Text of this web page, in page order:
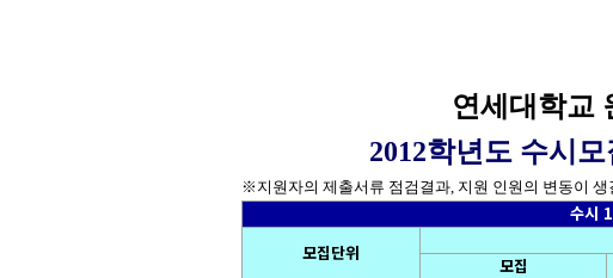
연세대학교
2012학년도 수시
※지원자의 제출서류 점검결과, 지원 인원의 변동이 생
수시
모집단위
모집